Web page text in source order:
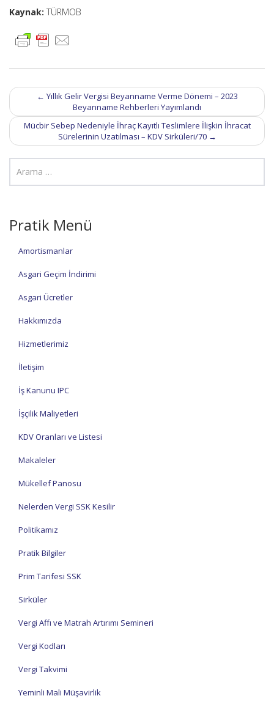
Kaynak: TÜRMOB
Post
navigation
← Yıllık Gelir Vergisi Beyanname Verme Dönemi – 2023
Beyanname Rehberleri Yayımlandı
Mücbir Sebep Nedeniyle İhraç Kayıtlı Teslimlere İlişkin İhracat
Sürelerinin Uzatılması – KDV Sirküleri/70 →
Pratik Menü
Amortismanlar
Asgari Geçim İndirimi
Asgari Ücretler
Hakkımızda
Hizmetlerimiz
İletişim
İş Kanunu IPC
İşçilik Maliyetleri
KDV Oranları ve Listesi
Makaleler
Mükellef Panosu
Nelerden Vergi SSK Kesilir
Politikamız
Pratik Bilgiler
Prim Tarifesi SSK
Sirküler
Vergi Affı ve Matrah Artırımı Semineri
Vergi Kodları
Vergi Takvimi
Yeminli Mali Müşavirlik